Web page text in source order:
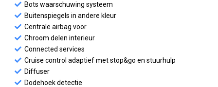
Bots waarschuwing systeem
Buitenspiegels in andere kleur
Centrale airbag voor
Chroom delen interieur
Connected services
Cruise control adaptief met stop&go en stuurhulp
Diffuser
Dodehoek detectie